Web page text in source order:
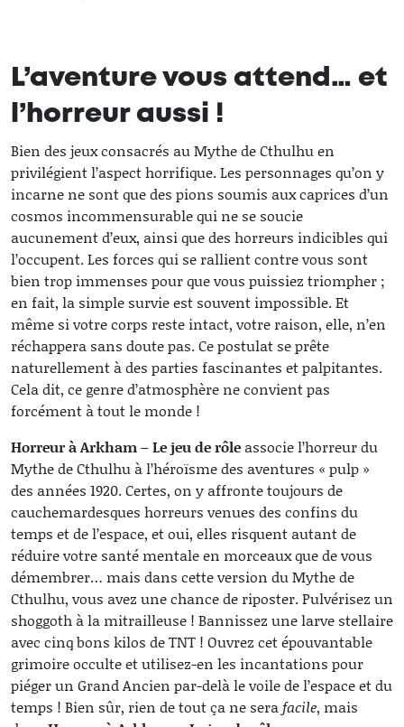
L’aventure vous attend… et
l’horreur aussi !
Bien des jeux consacrés au Mythe de Cthulhu en
privilégient l’aspect horrifique. Les personnages qu’on y
incarne ne sont que des pions soumis aux caprices d’un
cosmos incommensurable qui ne se soucie
aucunement d’eux, ainsi que des horreurs indicibles qui
l’occupent. Les forces qui se rallient contre vous sont
bien trop immenses pour que vous puissiez triompher ;
en fait, la simple survie est souvent impossible. Et
même si votre corps reste intact, votre raison, elle, n’en
réchappera sans doute pas. Ce postulat se prête
naturellement à des parties fascinantes et palpitantes.
Cela dit, ce genre d’atmosphère ne convient pas
forcément à tout le monde !
Horreur à Arkham – Le jeu de rôle associe l’horreur du
Mythe de Cthulhu à l’héroïsme des aventures « pulp »
des années 1920. Certes, on y affronte toujours de
cauchemardesques horreurs venues des confins du
temps et de l’espace, et oui, elles risquent autant de
réduire votre santé mentale en morceaux que de vous
démembrer… mais dans cette version du Mythe de
Cthulhu, vous avez une chance de riposter. Pulvérisez un
shoggoth à la mitrailleuse ! Bannissez une larve stellaire
avec cinq bons kilos de TNT ! Ouvrez cet épouvantable
grimoire occulte et utilisez-en les incantations pour
piéger un Grand Ancien par-delà le voile de l’espace et du
temps ! Bien sûr, rien de tout ça ne serafacile, mais